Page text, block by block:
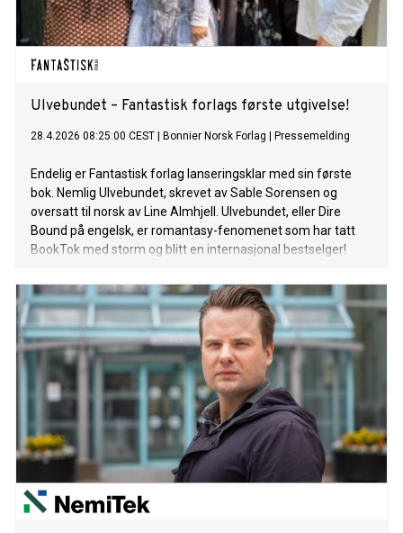
Ulvebundet – Fantastisk forlags første utgivelse!
28.4.2026 08:25:00 CEST Bonnier Norsk Forlag Pressemelding
Endelig er Fantastisk forlag lanseringsklar med sin første
bok. Nemlig Ulvebundet, skrevet av Sable Sorensen og
oversatt til norsk av Line Almhjell. Ulvebundet, eller Dire
Bound på engelsk, er romantasy-fenomenet som har tatt
BookTok med storm og blitt en internasjonal bestselger!